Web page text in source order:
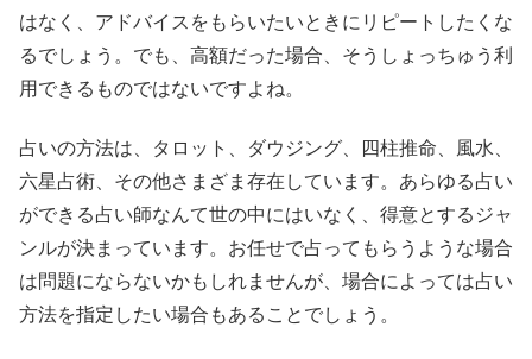
はなく、アドバイスをもらいたいときにリピートしたくな
るでしょう。でも、高額だった場合、そうしょっちゅう利
用できるものではないですよね。
占いの方法は、タロット、ダウジング、四柱推命、風水、
六星占術、その他さまざま存在しています。あらゆる占い
ができる占い師なんて世の中にはいなく、得意とするジャ
ンルが決まっています。お任せで占ってもらうような場合
は問題にならないかもしれませんが、場合によっては占い
方法を指定したい場合もあることでしょう。